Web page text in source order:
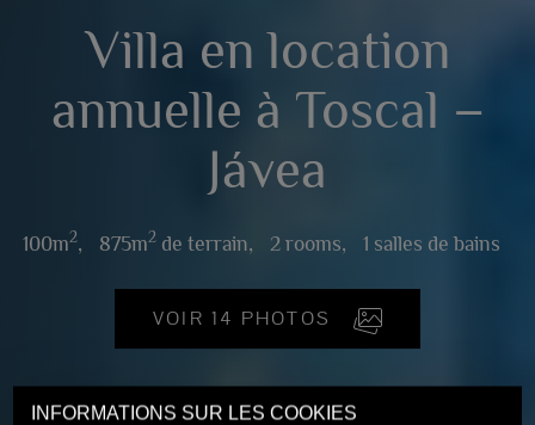
INFORMATIONS SUR LES COOKIES
Villa en location
annuelle à Toscal –
Jávea
100m2, 875m2 de terrain, 2 rooms, 1 salles de bains
VOIR 14 PHOTOS